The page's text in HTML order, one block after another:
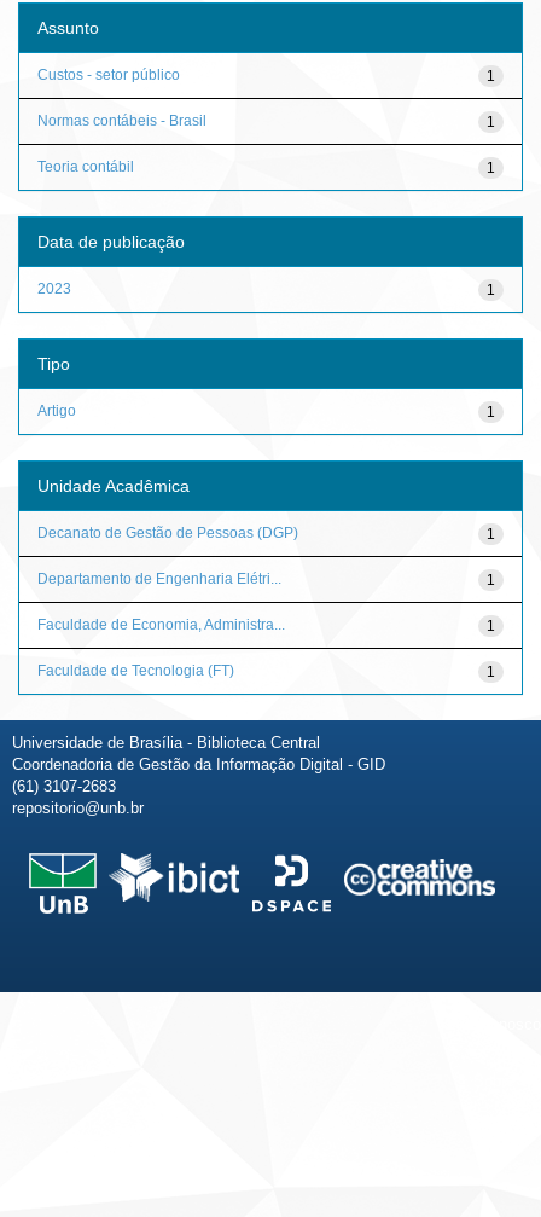
Assunto
1
Custos - setor público
1
Normas contábeis - Brasil
1
Teoria contábil
Data de publicação
1
2023
Tipo
1
Artigo
Unidade Acadêmica
1
Decanato de Gestão de Pessoas (DGP)
1
Departamento de Engenharia Elétri...
1
Faculdade de Economia, Administra...
1
Faculdade de Tecnologia (FT)
Universidade de Brasília - Biblioteca Central
Coordenadoria de Gestão da Informação Digital - GID
(61) 3107-2683
repositorio@unb.br